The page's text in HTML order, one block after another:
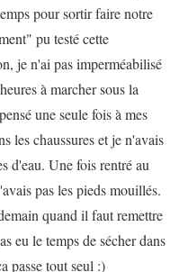
pour sortir faire notre
pu testé cette
je n'ai pas imperméabilisé
à marcher sous la
une seule fois à mes
les chaussures et je n'avais
d'eau. Une fois rentré au
pas les pieds mouillés.
quand il faut remettre
eu le temps de sécher dans
passe tout seul :)